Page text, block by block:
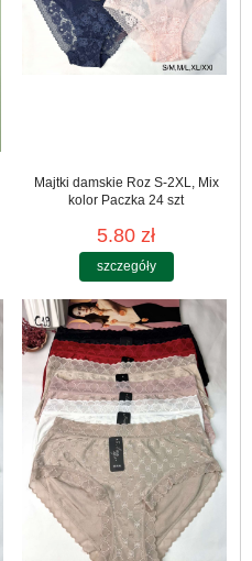
Majtki damskie Roz S-2XL, Mix
kolor Paczka 24 szt
5.80 zł
szczegóły